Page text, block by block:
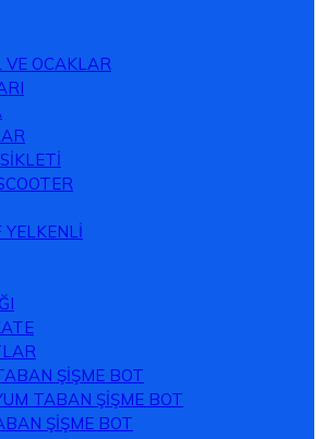
VE OCAKLAR
YELKENLİ
ŞİŞME BOT
TABAN ŞİŞME BOT
ŞİŞME BOT